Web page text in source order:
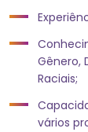
Gênero,
Raciais;
vários